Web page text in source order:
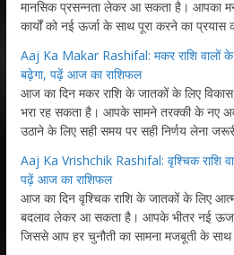
मानसिक प्रसन्नता लेकर आ सकता है। आपका
कार्यों को नई ऊर्जा के साथ पूरा करने का प्रयास
Aaj Ka Makar Rashifal: मकर राशि वालों
बढ़ेगा, पढ़ें आज का राशिफल
आज का दिन मकर राशि के जातकों के लिए
भरा रह सकता है। आपके सामने तरक्की के नए
उठाने के लिए सही समय पर सही निर्णय लेना
Aaj Ka Vrishchik Rashifal: वृश्चिक राशि
पढ़ें आज का राशिफल
आज का दिन वृश्चिक राशि के जातकों के लिए
बदलाव लेकर आ सकता है। आपके भीतर नई
जिससे आप हर चुनौती का सामना मजबूती के साथ